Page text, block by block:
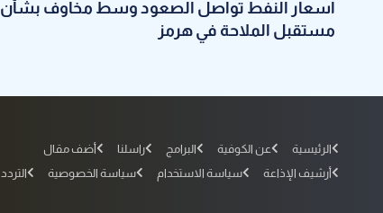
أسعار النفط تواصل الصعود وسط مخاوف بشأن
مستقبل الملاحة في هرمز
الرئيسية عن الكوفية البرامج راسلنا
أضف مقال
أرشيف الإذاعة
سياسة الاستخدام سياسة الخصوصية التردد